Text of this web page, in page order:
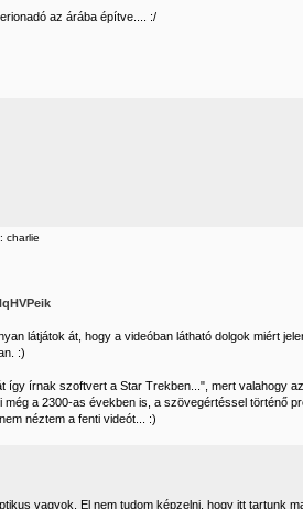
az árába építve.... :/
charlie
látjátok át, hogy a videóban látható dolgok miért
:)
így írnak szoftvert a Star Trekben...", mert valahogy
a 2300-as években is, a szövegértéssel történő
néztem a fenti videót... :)
vagyok. El nem tudom képzelni, hogy itt tartunk